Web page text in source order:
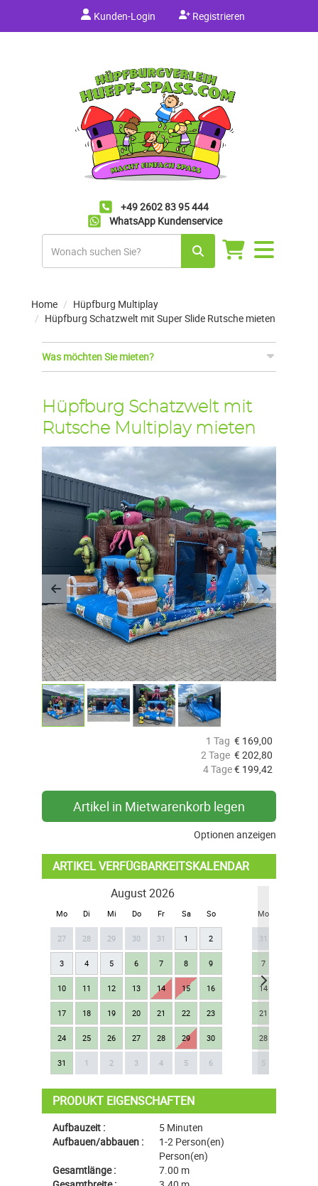
Kunden-Login Registrieren
+49 2602 83 95 444
WhatsApp Kundenservice
Navigation
umschalten
Home
Hüpfburg Multiplay
Hüpfburg Schatzwelt mit Super Slide Rutsche mieten
Was möchten Sie mieten?
Hüpfburg Schatzwelt mit
Rutsche Multiplay mieten
Previous Next
1 Tag € 169,00
2 Tage €202,80
4 Tage€ 199,42
Artikel in Mietwarenkorb legen
Optionen anzeigen
ARTIKEL VERFÜGBARKEITSKALENDAR
August 2026
Mo Di Mi Do Fr Sa So
27 28 29 30 31 1 2
3 4 5 6 7 8 9
10 11 12 13 14 15 16
17 18 19 20 21 22 23
24 25 26 27 28 29 30
31 1 2 3 4 5 6
Mo
31
7
14
21
28
5
Next
PRODUKT EIGENSCHAFTEN
Aufbauzeit :
5 Minuten
Aufbauen/abbauen :
1-2 Person(en)
Person(en)
Gesamtlänge :
7.00 m